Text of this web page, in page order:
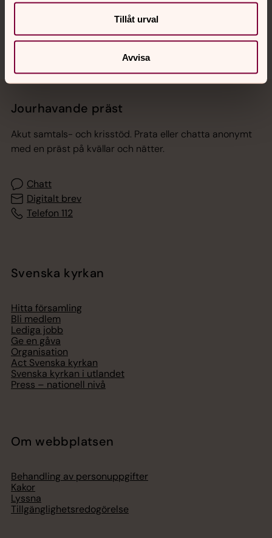
Tillåt urval
Avvisa
Jourhavande präst
Akut samtals- och krisstöd. Prata eller chatta anonymt
med en präst på kvällar och nätter.
Chatt
Digitalt brev
Telefon 112
Svenska kyrkan
Hitta församling
Bli medlem
Lediga jobb
Ge en gåva
Organisation
Act Svenska kyrkan
Svenska kyrkan i utlandet
Press – nationell nivå
Om webbplatsen
Behandling av personuppgifter
Kakor
Lyssna
Tillgänglighetsredogörelse